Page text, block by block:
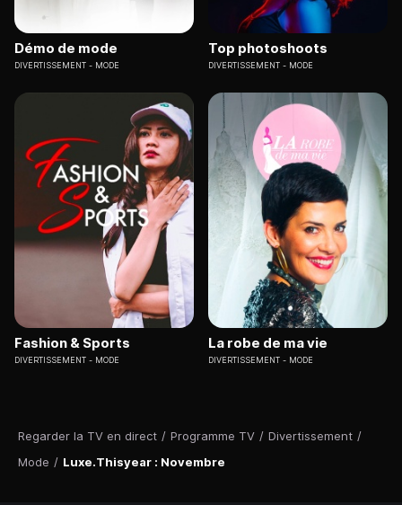
Regarder la TV en direct / Programme TV / Divertissement /
Mode / Luxe.Thisyear : Novembre
Démo de mode
DIVERTISSEMENT MODE
Top photoshoots
DIVERTISSEMENT MODE
Fashion & Sports
DIVERTISSEMENT MODE
La robe de ma vie
DIVERTISSEMENT MODE